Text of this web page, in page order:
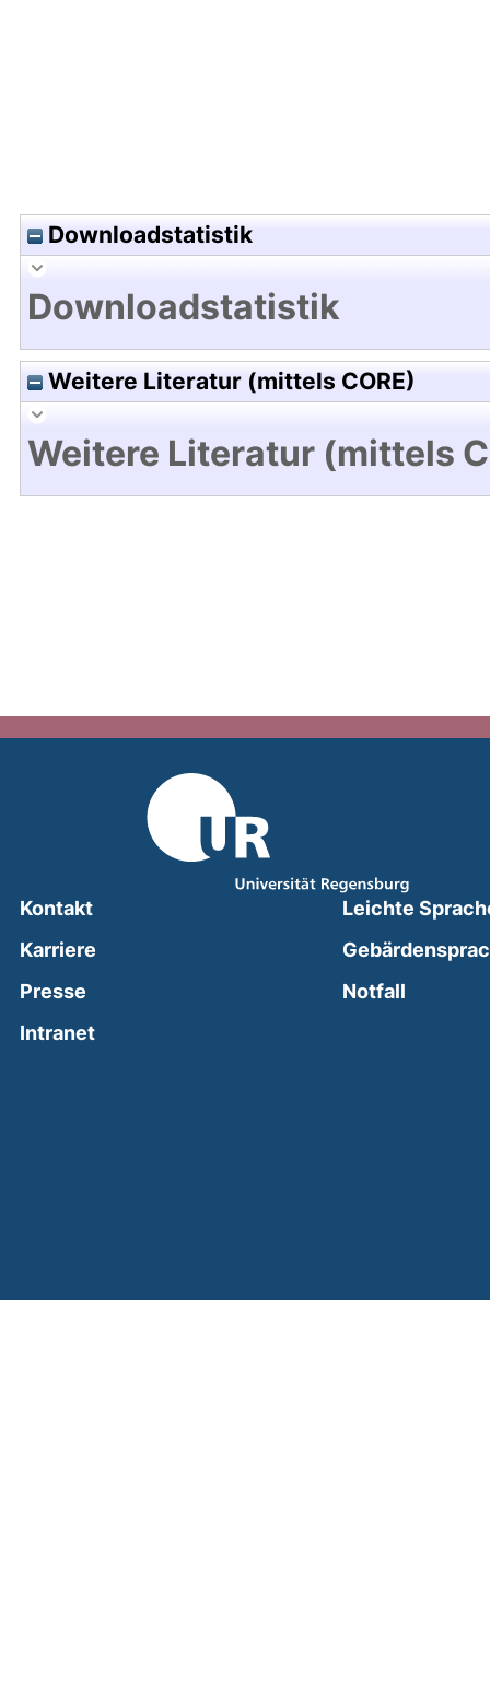
Downloadstatistik
Downloadstatistik
Weitere Literatur (mittels CORE)
Weitere Literatur (mittels
Kontakt
Karriere
Presse
Intranet(external link, opens in a new window)
Leichte
Notfall